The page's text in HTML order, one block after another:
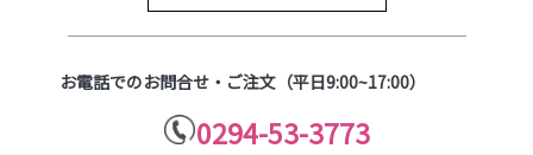
お電話でのお問合せ・ご注文（平日9:00~17:00）
0294-53-3773